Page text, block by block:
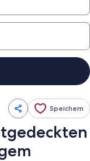
Speichern